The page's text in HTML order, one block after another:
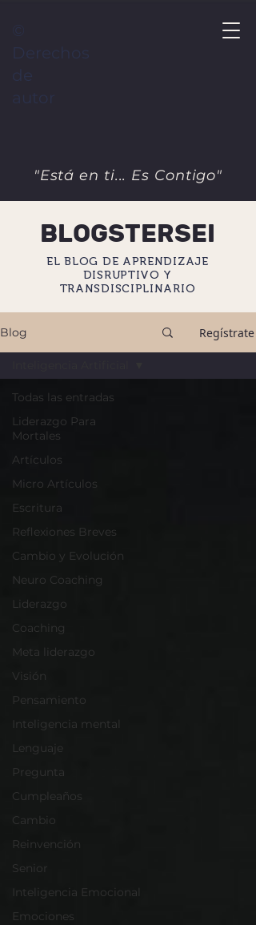
"Está en ti... Es Contigo"
©
Derechos
de
autor
BLOGSTERSEI
EL BLOG DE APRENDIZAJE
DISRUPTIVO Y
TRANSDISCIPLINARIO
Blog Regístrate
Todas las entradas
Liderazgo Para
Mortales
Artículos
Micro Artículos
Escritura
Reflexiones Breves
Cambio y Evolución
Neuro Coaching
Liderazgo
Coaching
Meta liderazgo
Visión
Pensamiento
Inteligencia mental
Lenguaje
Pregunta
Cumpleaños
Cambio
Reinvención
Senior
Inteligencia Emocional
Emociones